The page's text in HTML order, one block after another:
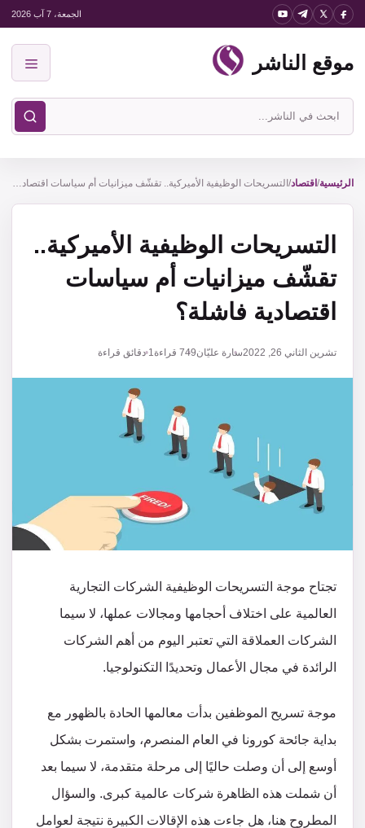
انتقل
المحتوى
الجمعة، 7 آب 2026
موقع الناشر
ابحث
في
الناشر
الرئيسية/ اقتصاد/ التسريحات الوظيفية الأميركية.. تقشّف ميزانيات أم سياسات اقتصادية فاشلة؟
التسريحات الوظيفية الأميركية..
تقشّف ميزانيات أم سياسات
اقتصادية فاشلة؟
تشرين الثاني 26, 2022 سارة عليّان749 قراءة1 دقائق قراءة
تجتاح موجة التسريحات الوظيفية الشركات التجارية
العالمية على اختلاف أحجامها ومجالات عملها، لا سيما
الشركات العملاقة التي تعتبر اليوم من أهم الشركات
الرائدة في مجال الأعمال وتحديدًا التكنولوجيا.
موجة تسريح الموظفين بدأت معالمها الحادة بالظهور مع
بداية جائحة كورونا في العام المنصرم، واستمرت بشكل
أوسع إلى أن وصلت حاليًا إلى مرحلة متقدمة، لا سيما بعد
أن شملت هذه الظاهرة شركات عالمية كبرى. والسؤال
المطروح هنا، هل جاءت هذه الإقالات الكبيرة نتيجة لعوامل